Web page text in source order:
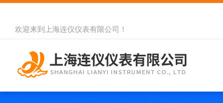
欢迎来到 上海连仪仪表有限公司 ！